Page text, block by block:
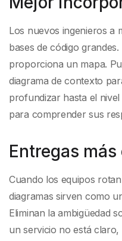
Los nuevos ingenieros a
bases de código
proporciona un mapa.
diagrama de contexto
profundizar hasta el
para comprender sus
Entregas más
Cuando los equipos
diagramas sirven como
Eliminan la ambigüedad
un servicio no está